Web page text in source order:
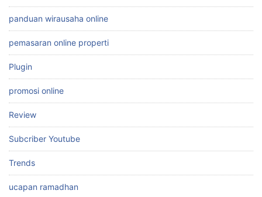
panduan wirausaha online
pemasaran online properti
Plugin
promosi online
Review
Subcriber Youtube
Trends
ucapan ramadhan